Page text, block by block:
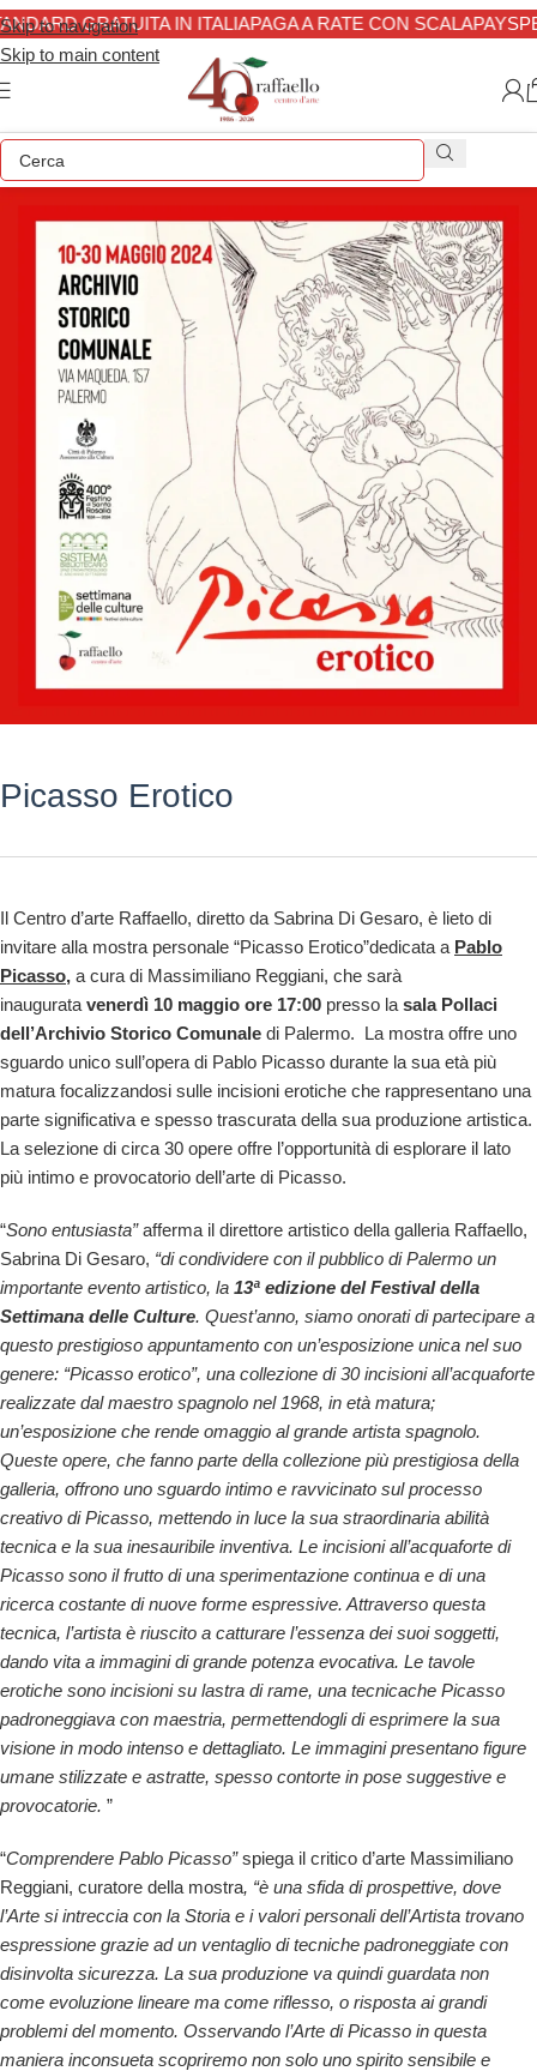
Skip to navigation
Skip to main content
GRATUITA IN ITALIAPAGA A RATE CON SCALAPAY
Picasso Erotico
Il Centro d’arte Raffaello, diretto da Sabrina Di Gesaro, è lieto di
invitare alla mostra personale “Picasso Erotico”dedicata a Pablo
Picasso, a cura di Massimiliano Reggiani, che sarà
inaugurata venerdì 10 maggio ore 17:00 presso la sala Pollaci
dell’Archivio Storico Comunale di Palermo. La mostra offre uno
sguardo unico sull’opera di Pablo Picasso durante la sua età più
matura focalizzandosi sulle incisioni erotiche che rappresentano una
parte significativa e spesso trascurata della sua produzione artistica.
La selezione di circa 30 opere offre l’opportunità di esplorare il lato
più intimo e provocatorio dell’arte di Picasso.
“Sono entusiasta”afferma il direttore artistico della galleria Raffaello,
Sabrina Di Gesaro, “di condividere con il pubblico di Palermo un
importante evento artistico, la 13ª edizione del Festival della
Settimana delle Culture. Quest’anno, siamo onorati di partecipare a
questo prestigioso appuntamento con un’esposizione unica nel suo
genere: “Picasso erotico”, una collezione di 30 incisioni all’acquaforte
realizzate dal maestro spagnolo nel 1968, in età matura;
un’esposizione che rende omaggio al grande artista spagnolo.
Queste opere, che fanno parte della collezione più prestigiosa della
galleria, offrono uno sguardo intimo e ravvicinato sul processo
creativo di Picasso, mettendo in luce la sua straordinaria abilità
tecnica e la sua inesauribile inventiva. Le incisioni all’acquaforte di
Picasso sono il frutto di una sperimentazione continua e di una
ricerca costante di nuove forme espressive. Attraverso questa
tecnica, l’artista è riuscito a catturare l’essenza dei suoi soggetti,
dando vita a immagini di grande potenza evocativa. Le tavole
erotiche sono incisioni su lastra di rame, una tecnicache Picasso
padroneggiava con maestria, permettendogli di esprimere la sua
visione in modo intenso e dettagliato. Le immagini presentano figure
umane stilizzate e astratte, spesso contorte in pose suggestive e
provocatorie. ”
“Comprendere Pablo Picasso”spiega il critico d’arte Massimiliano
Reggiani, curatore della mostra, “è una sfida di prospettive, dove
l’Arte si intreccia con la Storia e i valori personali dell’Artista trovano
espressione grazie ad un ventaglio di tecniche padroneggiate con
disinvolta sicurezza. La sua produzione va quindi guardata non
come evoluzione lineare ma come riflesso, o risposta ai grandi
problemi del momento. Osservando l’Arte di Picasso in questa
maniera inconsueta scopriremo non solo uno spirito sensibile e